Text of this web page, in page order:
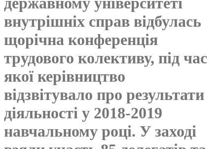
внутрішніх справ відбулась
щорічна конференція
трудового колективу, під час
якої керівництво
відзвітувало про результати
діяльності у 2018-2019
навчальному році. У заході